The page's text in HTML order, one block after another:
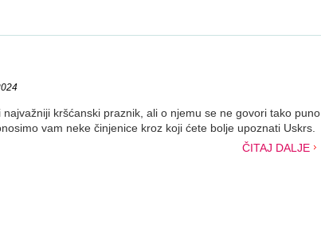
najvažniji kršćanski praznik, ali o njemu se ne govori tako puno
vam neke činjenice kroz koji ćete bolje upoznati Uskrs.
ČITAJ DALJE